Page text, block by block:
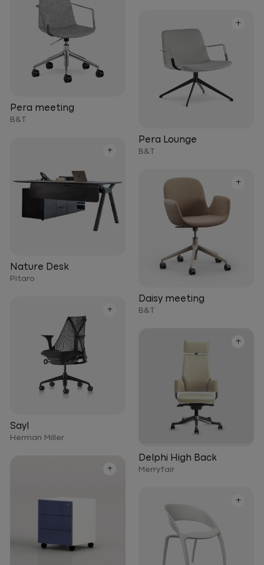
Pera meeting
B&T
+
Pera Lounge
B&T
+
Nature Desk
Pitaro
+
Daisy meeting
B&T
+
Sayl
Herman Miller
+
Delphi High Back
Merryfair
+
+